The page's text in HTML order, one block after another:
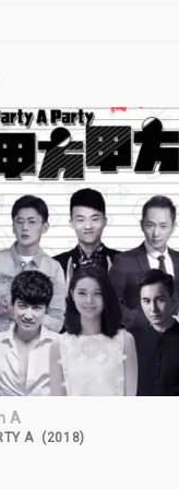
A
A (2018)